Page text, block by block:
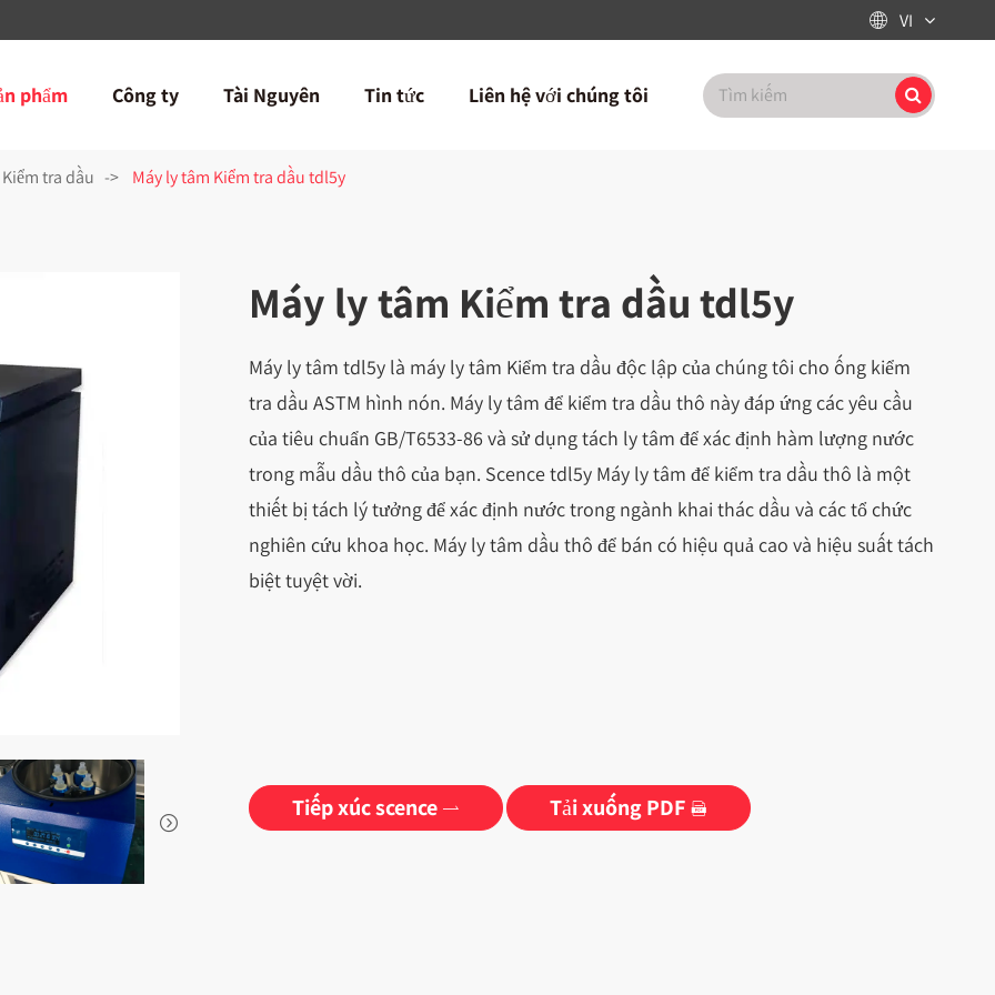
 VI
phẩm Công ty Tài Nguyên Tin tức Liên hệ với chúng tôi
tra dầu Máy ly tâm Kiểm tra dầu tdl5y

Máy ly tâm Kiểm tra dầu tdl5y
Máy ly tâm tdl5y là máy ly tâm Kiểm tra dầu độc lập của chúng tôi cho ống kiểm
tra dầu ASTM hình nón. Máy ly tâm để kiểm tra dầu thô này đáp ứng các yêu cầu
của tiêu chuẩn GB/T6533-86 và sử dụng tách ly tâm để xác định hàm lượng nước
trong mẫu dầu thô của bạn. Scence tdl5y Máy ly tâm để kiểm tra dầu thô là một
thiết bị tách lý tưởng để xác định nước trong ngành khai thác dầu và các tổ chức
nghiên cứu khoa học. Máy ly tâm dầu thô để bán có hiệu quả cao và hiệu suất tách
biệt tuyệt vời.
Tiếp xúc scence  Tải xuống PDF 